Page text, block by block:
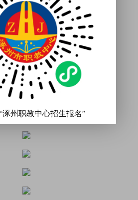
技能大赛需要。
涿州职教中心招生报名”